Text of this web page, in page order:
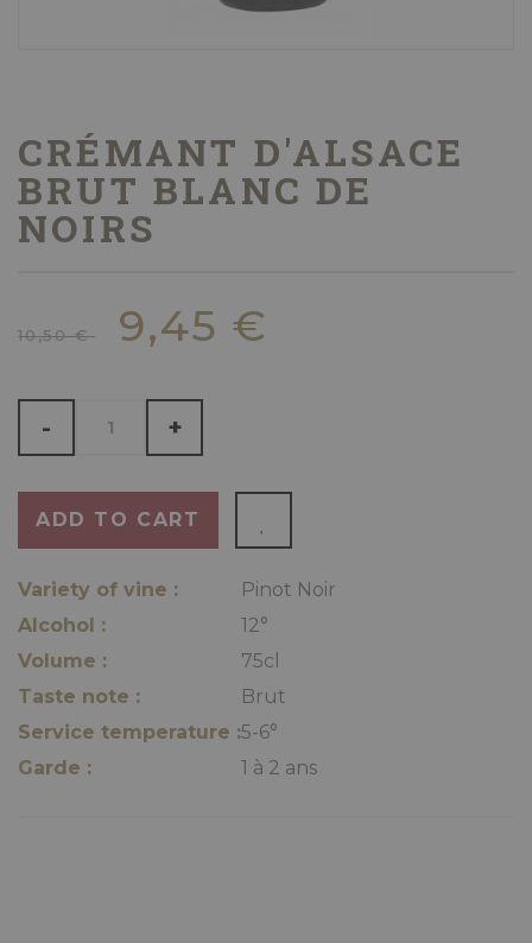
CRÉMANT D'ALSACE
BRUT BLANC DE
NOIRS
10,50 € 9,45 €
- +
ADD TO CART
Variety of vine :
Pinot Noir
Alcohol :
12°
Volume :
75cl
Taste note :
Brut
Service temperature :5-6°
Garde :
1 à 2 ans